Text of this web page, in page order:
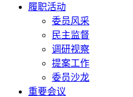
履职活动
委员风采
民主监督
调研视察
提案工作
委员沙龙
重要会议